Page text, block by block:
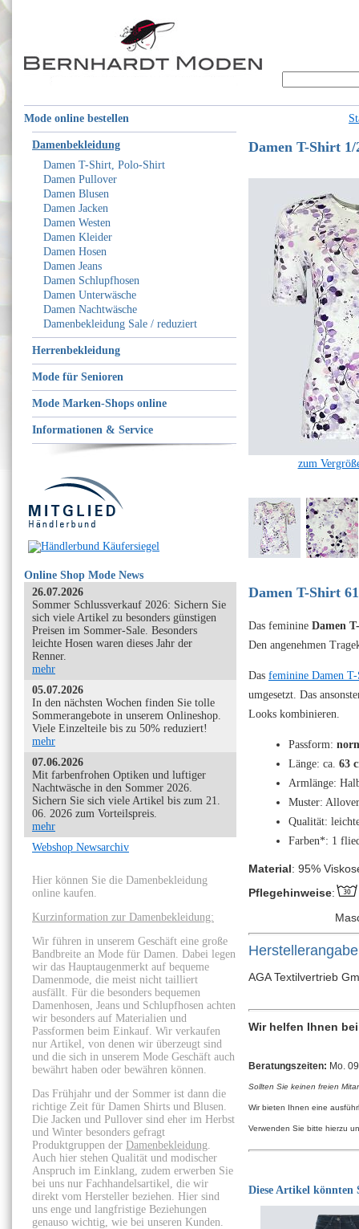
Mode online bestellen
Damenbekleidung
Damen T-Shirt, Polo-Shirt
Damen Pullover
Damen Blusen
Damen Jacken
Damen Westen
Damen Kleider
Damen Hosen
Damen Jeans
Damen Schlupfhosen
Damen Unterwäsche
Damen Nachtwäsche
Damenbekleidung Sale / reduziert
Herrenbekleidung
Mode für Senioren
Mode Marken-Shops online
Informationen & Service
Online Shop Mode News
26.07.2026
Sommer Schlussverkauf 2026: Sichern Sie
sich viele Artikel zu besonders günstigen
Preisen im Sommer-Sale. Besonders
leichte Hosen waren dieses Jahr der
Renner.
mehr
05.07.2026
In den nächsten Wochen finden Sie tolle
Sommerangebote in unserem Onlineshop.
Viele Einzelteile bis zu 50% reduziert!
mehr
07.06.2026
Mit farbenfrohen Optiken und luftiger
Nachtwäsche in den Sommer 2026.
Sichern Sie sich viele Artikel bis zum 21.
06. 2026 zum Vorteilspreis.
mehr
Webshop Newsarchiv
Hier können Sie die Damenbekleidung
online kaufen.
Kurzinformation zur Damenbekleidung:
Wir führen in unserem Geschäft eine große
Bandbreite an Mode für Damen. Dabei legen
wir das Hauptaugenmerkt auf bequeme
Damenmode, die meist nicht tailliert
ausfällt. Für die besonders bequemen
Damenhosen, Jeans und Schlupfhosen achten
wir besonders auf Materialien und
Passformen beim Einkauf. Wir verkaufen
nur Artikel, von denen wir überzeugt sind
und die sich in unserem Mode Geschäft auch
bewährt haben oder bewähren können.
Das Frühjahr und der Sommer ist dann die
richtige Zeit für Damen Shirts und Blusen.
Die Jacken und Pullover sind eher im Herbst
und Winter besonders gefragt
Produktgruppen der Damenbekleidung.
Auch hier stehen Qualität und modischer
Anspruch im Einklang, zudem erwerben Sie
bei uns nur Fachhandelsartikel, die wir
direkt vom Hersteller beziehen. Hier sind
uns enge und langfristige Beziehungen
genauso wichtig, wie bei unseren Kunden.
Damen T-Shirt
zum
Damen T-Shirt
Das feminine Damen
Den angenehmen
Das feminine Damen
umgesetzt. Das
Looks kombinieren.
Passform:
Länge: ca. 63
Armlänge:
Muster:
Qualität:
Farben*: 1
Material: 95%
Pflegehinweise:
AGA Textilvertrieb
Wir helfen Ihnen
Beratungszeiten: Mo.
Sollten Sie keinen freien
Wir bieten Ihnen eine
Verwenden Sie bitte hierzu
Diese Artikel könnten